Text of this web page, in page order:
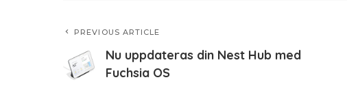
PREVIOUS ARTICLE
Nu uppdateras din Nest Hub med
Fuchsia OS